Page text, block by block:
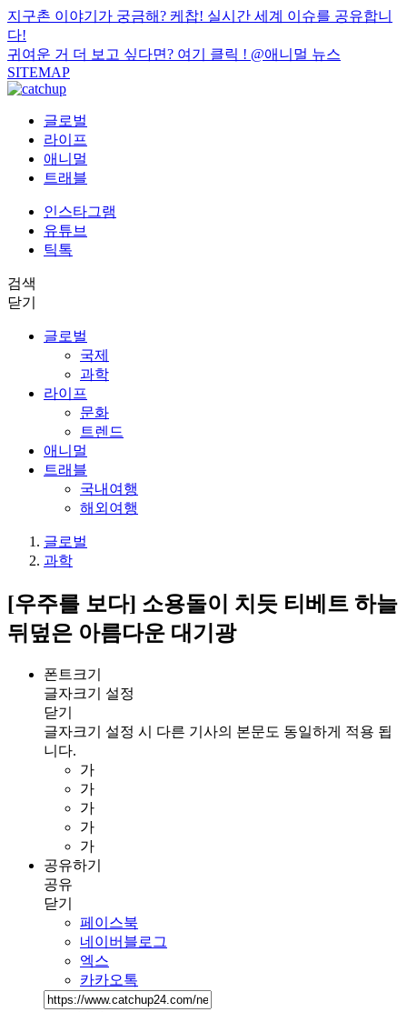
지구촌 이야기가 궁금해? 케찹! 실시간 세계 이슈를 공유합니
다!
귀여운 거 더 보고 싶다면? 여기 클릭 ! @애니멀 뉴스
SITEMAP
글로벌
라이프
애니멀
트래블
인스타그램
유튜브
틱톡
검색
닫기
글로벌
국제
과학
라이프
문화
트렌드
애니멀
트래블
국내여행
해외여행
글로벌
과학
[우주를 보다] 소용돌이 치듯 티베트 하늘
뒤덮은 아름다운 대기광
폰트크기
글자크기 설정
닫기
글자크기 설정 시 다른 기사의 본문도 동일하게 적용 됩
니다.
가
가
가
가
가
공유하기
공유
닫기
페이스북
네이버블로그
엑스
카카오톡